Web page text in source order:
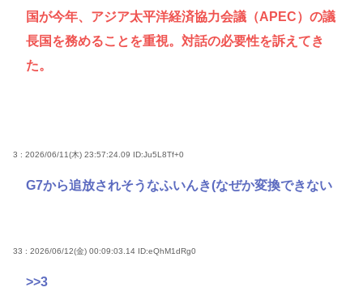
国が今年、アジア太平洋経済協力会議（APEC）の議
長国を務めることを重視。対話の必要性を訴えてき
た。
3 : 2026/06/11(木) 23:57:24.09 ID:Ju5L8Tf+0
G7から追放されそうなふいんき(なぜか変換できない
33 : 2026/06/12(金) 00:09:03.14 ID:eQhM1dRg0
>>3